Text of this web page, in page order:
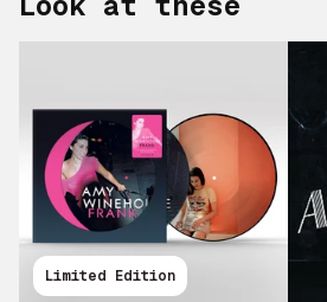
Limited Edition